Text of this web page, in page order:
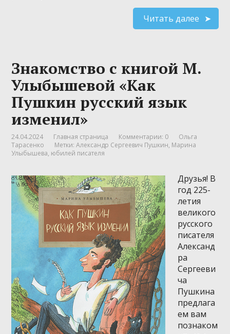
Читать далее
Знакомство с книгой М.
Улыбышевой «Как
Пушкин русский язык
изменил»
24.04.2024 Главная страница Комментарии: 0
Ольга
Тарасенко
Метки:Александр Сергеевич Пушкин, Марина
Улыбышева, юбилей писателя
Друзья! В
год 225-
летия
великого
русского
писателя
Александ
ра
Сергееви
ча
Пушкина
предлага
ем вам
познаком